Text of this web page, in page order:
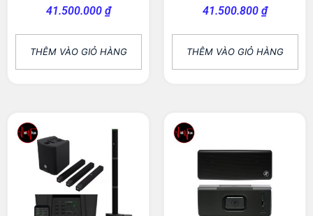
41.500.000 ₫
THÊM VÀO GIỎ HÀNG
41.500.800 ₫
THÊM VÀO GIỎ HÀNG